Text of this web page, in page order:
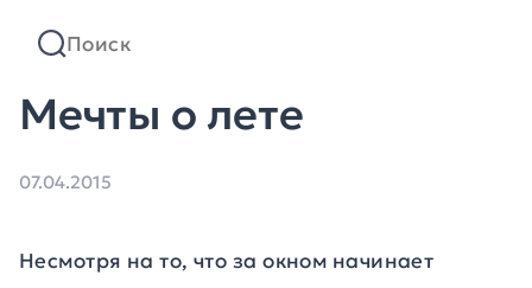
Мечты о лете
07.04.2015
Несмотря на то, что за окном начинает